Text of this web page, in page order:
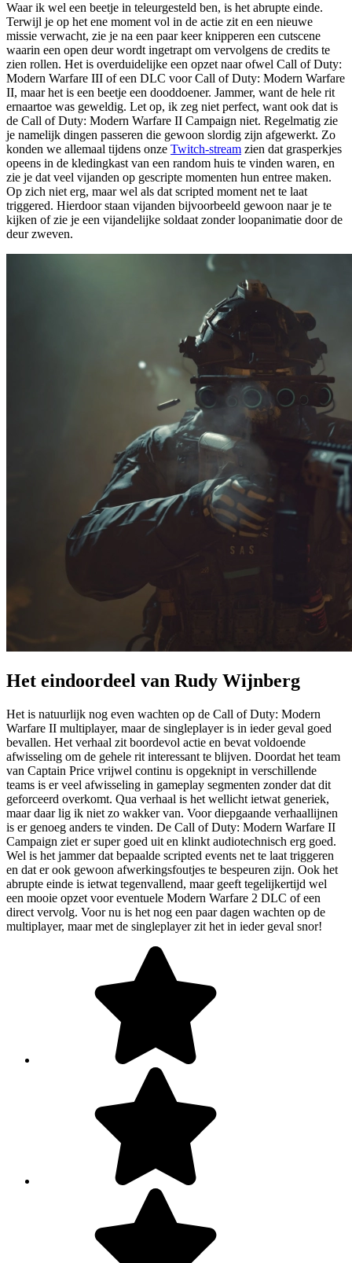
Waar ik wel een beetje in teleurgesteld ben, is het abrupte einde.
Terwijl je op het ene moment vol in de actie zit en een nieuwe
missie verwacht, zie je na een paar keer knipperen een cutscene
waarin een open deur wordt ingetrapt om vervolgens de credits te
zien rollen. Het is overduidelijke een opzet naar ofwel Call of Duty:
Modern Warfare III of een DLC voor Call of Duty: Modern Warfare
II, maar het is een beetje een dooddoener. Jammer, want de hele rit
ernaartoe was geweldig. Let op, ik zeg niet perfect, want ook dat is
de Call of Duty: Modern Warfare II Campaign niet. Regelmatig zie
je namelijk dingen passeren die gewoon slordig zijn afgewerkt. Zo
konden we allemaal tijdens onze Twitch-stream zien dat grasperkjes
opeens in de kledingkast van een random huis te vinden waren, en
zie je dat veel vijanden op gescripte momenten hun entree maken.
Op zich niet erg, maar wel als dat scripted moment net te laat
triggered. Hierdoor staan vijanden bijvoorbeeld gewoon naar je te
kijken of zie je een vijandelijke soldaat zonder loopanimatie door de
deur zweven.
Het eindoordeel van Rudy Wijnberg
Het is natuurlijk nog even wachten op de Call of Duty: Modern
Warfare II multiplayer, maar de singleplayer is in ieder geval goed
bevallen. Het verhaal zit boordevol actie en bevat voldoende
afwisseling om de gehele rit interessant te blijven. Doordat het team
van Captain Price vrijwel continu is opgeknipt in verschillende
teams is er veel afwisseling in gameplay segmenten zonder dat dit
geforceerd overkomt. Qua verhaal is het wellicht ietwat generiek,
maar daar lig ik niet zo wakker van. Voor diepgaande verhaallijnen
is er genoeg anders te vinden. De Call of Duty: Modern Warfare II
Campaign ziet er super goed uit en klinkt audiotechnisch erg goed.
Wel is het jammer dat bepaalde scripted events net te laat triggeren
en dat er ook gewoon afwerkingsfoutjes te bespeuren zijn. Ook het
abrupte einde is ietwat tegenvallend, maar geeft tegelijkertijd wel
een mooie opzet voor eventuele Modern Warfare 2 DLC of een
direct vervolg. Voor nu is het nog een paar dagen wachten op de
multiplayer, maar met de singleplayer zit het in ieder geval snor!